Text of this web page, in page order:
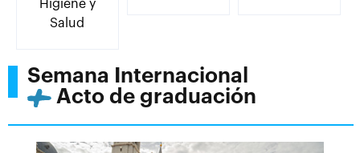
Higiene y
Salud
Semana Internacional
Acto de graduación